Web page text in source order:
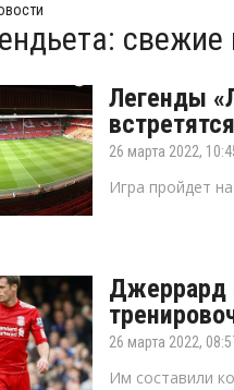
свежие
Легенды
26 марта 2022,
Игра пройдет
Джеррард
26 марта 2022,
Им составили